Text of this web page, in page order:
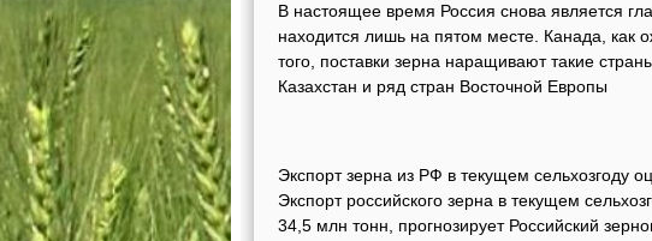
В настоящее время Россия снова является
находится лишь на пятом месте. Канада, как
того, поставки зерна наращивают такие
Казахстан и ряд стран Восточной Европы
Экспорт зерна из РФ в текущем сельхозгоду
Экспорт российского зерна в текущем
34,5 млн тонн, прогнозирует Российский